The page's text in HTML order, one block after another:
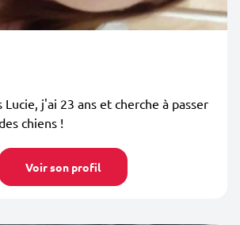
Lucie, j'ai 23 ans et cherche à passer
chiens !
Voir son profil